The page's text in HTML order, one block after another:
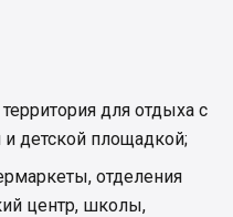
для отдыха с
детской площадкой;
отделения
центр, школы,